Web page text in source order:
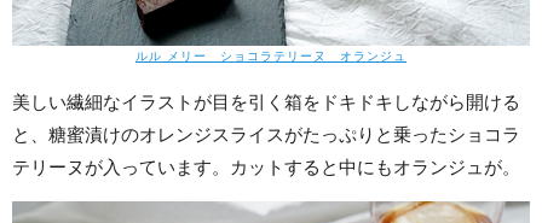
ルル メリー ショコラテリーヌ オランジュ
美しい繊細なイラストが目を引く箱をドキドキしながら開ける
と、糖蜜漬けのオレンジスライスがたっぷりと乗ったショコラ
テリーヌが入っています。カットすると中にもオランジュが。